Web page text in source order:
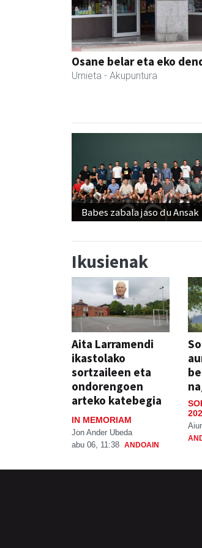
Osane belar eta eko
Urnieta - Akupuntura
Babes zabala jaso du Ansak
Ikusienak
Aita Larramendi
ikastolako
sortzaileen eta
ondorengoen
arteko katebegia
IN MEMORIAM
Jon Ander Ubeda
abu 06, 11:38 ANDOAIN